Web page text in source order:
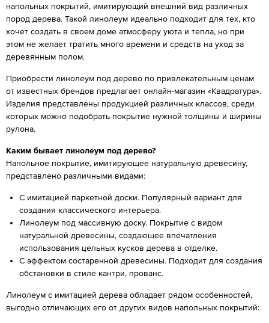
напольных покрытий, имитирующий внешний вид различных
пород дерева. Такой линолеум идеально подходит для тех, кто
хочет создать в своем доме атмосферу уюта и тепла, но при
этом не желает тратить много времени и средств на уход за
деревянным полом.
Приобрести линолеум под дерево по привлекательным ценам
от известных брендов предлагает онлайн-магазин «Квадратура».
Изделия представлены продукцией различных классов, среди
которых можно подобрать покрытие нужной толщины и ширины
рулона.
Каким бывает линолеум под дерево?
Напольное покрытие, имитирующее натуральную древесину,
представлено различными видами:
С имитацией паркетной доски. Популярный вариант для
создания классического интерьера.
Линолеум под массивную доску. Покрытие с видом
натуральной древесины, создающее впечатления
использования цельных кусков дерева в отделке.
С эффектом состаренной древесины. Подходит для создания
обстановки в стиле кантри, прованс.
Линолеум с имитацией дерева обладает рядом особенностей,
выгодно отличающих его от других видов напольных покрытий: